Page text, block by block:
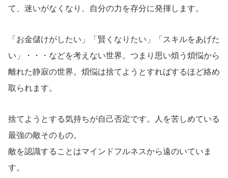
て、迷いがなくなり、自分の力を存分に発揮します。
「お金儲けがしたい」「賢くなりたい」「スキルをあげた
い」・・・などを考えない世界。つまり思い煩う煩悩から
離れた静寂の世界。煩悩は捨てようとすればするほど絡め
取られます。
捨てようとする気持ちが自己否定です。人を苦しめている
最強の敵そのもの。
敵を認識することはマインドフルネスから遠のいていま
す。